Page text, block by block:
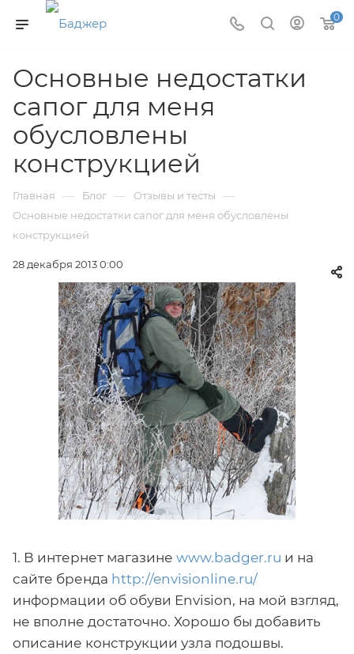
0
Основные недостатки
сапог для меня
обусловлены
конструкцией
Главная — Блог — Отзывы и тесты —
Основные недостатки сапог для меня обусловлены
конструкцией
28 декабря 2013 0:00
1. В интернет магазине www.badger.ru и на
сайте бренда http://envisionline.ru/
информации об обуви Envision, на мой взгляд,
не вполне достаточно. Хорошо бы добавить
описание конструкции узла подошвы.